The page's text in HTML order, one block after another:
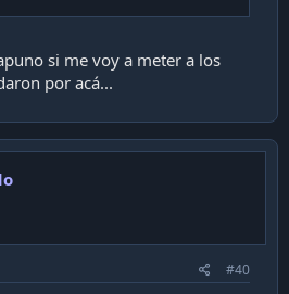
si me voy a meter a los
por acá...
#40